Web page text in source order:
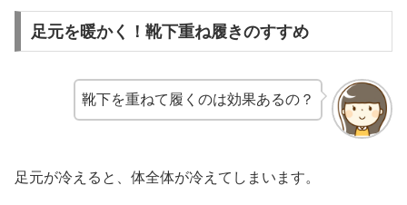
足元を暖かく！靴下重ね履きのすすめ
靴下を重ねて履くのは効果あるの？
足元が冷えると、体全体が冷えてしまいます。